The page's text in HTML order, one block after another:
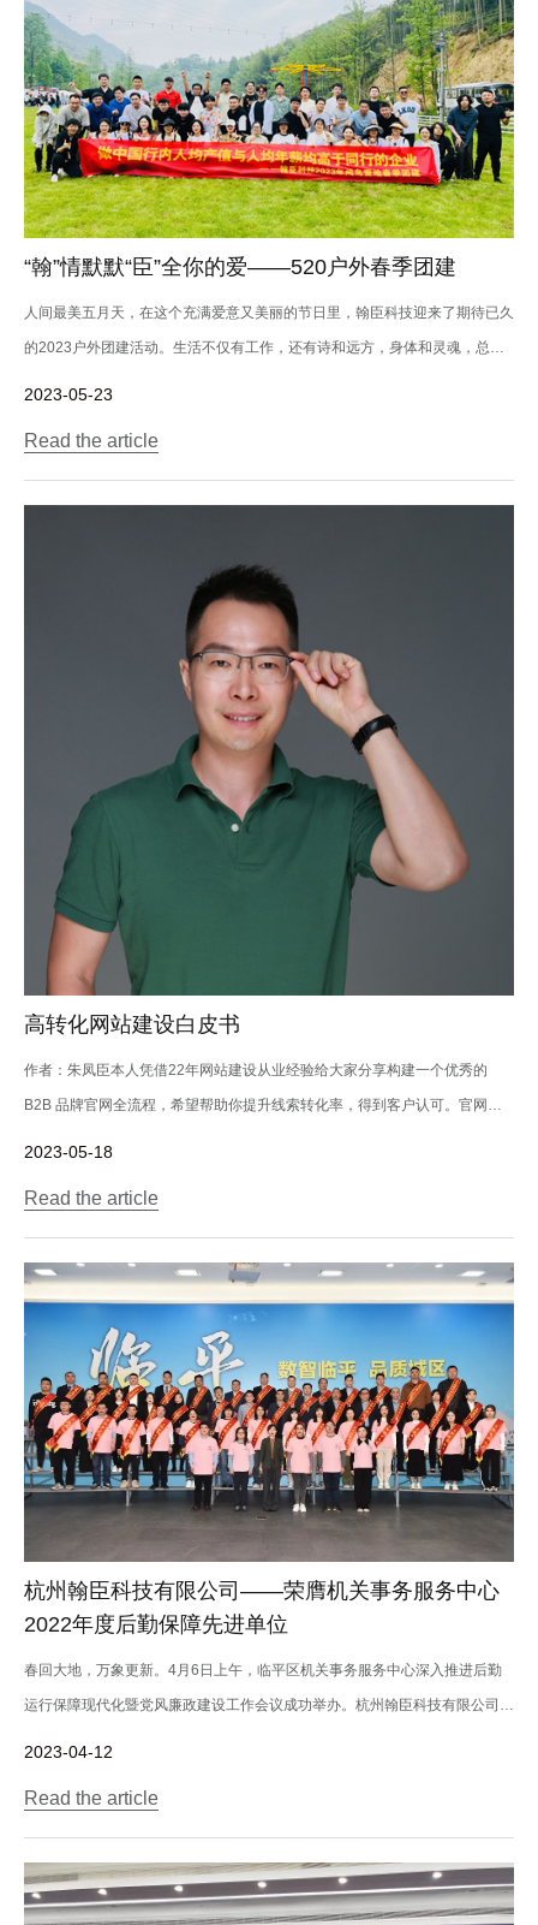
“翰”情默默“臣”全你的爱——520户外春季团建
人间最美五月天，在这个充满爱意又美丽的节日里，翰臣科技迎来了期待已久
的2023户外团建活动。生活不仅有工作，还有诗和远方，身体和灵魂，总有
2023-05-23
Read the article
高转化网站建设白皮书
作者：朱凤臣本人凭借22年网站建设从业经验给大家分享构建一个优秀的
B2B 品牌官网全流程，希望帮助你提升线索转化率，得到客户认可。官网不
2023-05-18
Read the article
杭州翰臣科技有限公司——荣膺机关事务服务中心
2022年度后勤保障先进单位
春回大地，万象更新。4月6日上午，临平区机关事务服务中心深入推进后勤
运行保障现代化暨党风廉政建设工作会议成功举办。杭州翰臣科技有限公司
2023-04-12
Read the article